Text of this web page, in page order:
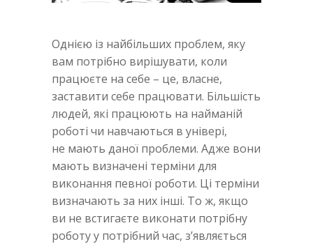
Однією із найбільших проблем, яку
вам потрібно вирішувати, коли
працюєте на себе – це, власне,
заставити себе працювати. Більшість
людей, які працюють на найманій
роботі чи навчаються в універі,
не мають даної проблеми. Адже вони
мають визначені терміни для
виконання певної роботи. Ці терміни
визначають за них інші. То ж, якщо
ви не встигаєте виконати потрібну
роботу у потрібний час, з’являється